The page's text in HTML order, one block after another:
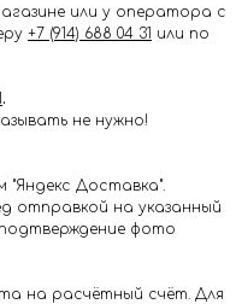
или у оператора с
+7 (914) 688 04 31 или по
.
не нужно!
Доставка".
отправкой на указанный
фото
на расчётный счёт. Для